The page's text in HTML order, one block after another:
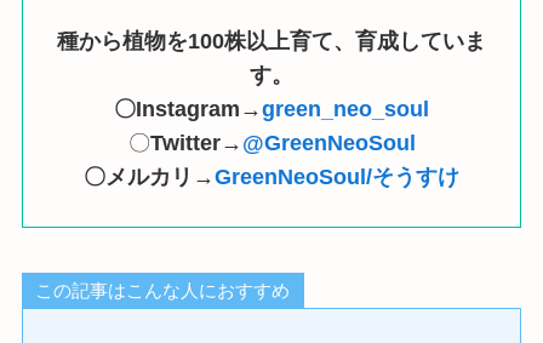
種から植物を100株以上育て、育成していま
す。
〇Instagram→green_neo_soul
〇Twitter→ @GreenNeoSoul
〇メルカリ→GreenNeoSoul/そうすけ
この記事はこんな人におすすめ